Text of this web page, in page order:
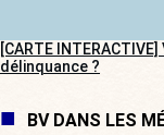
[CARTE
délinquance ?
BV DANS LES